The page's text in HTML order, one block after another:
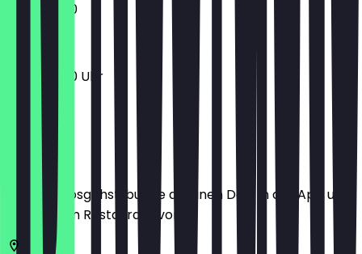
11:00 - 18:00
11:00 - 18:00 Uhr
Bevor du losgehst, buche dir einen Deal in der App und
zeige ihn im Restaurant vor.